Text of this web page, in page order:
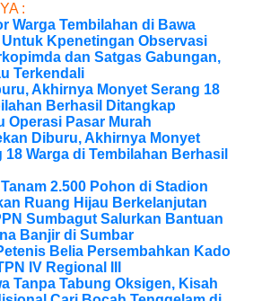
:
Warga Tembilahan di Bawa
Untuk Kpenetingan Observasi
dan Satgas Gabungan,
Terkendali
Akhirnya Monyet Serang 18
Berhasil Ditangkap
Operasi Pasar Murah
Diburu, Akhirnya Monyet
18 Warga di Tembilahan Berhasil
2.500 Pohon di Stadion
Ruang Hijau Berkelanjutan
Sumbagut Salurkan Bantuan
Banjir di Sumbar
Belia Persembahkan Kado
IV Regional III
Tanpa Tabung Oksigen, Kisah